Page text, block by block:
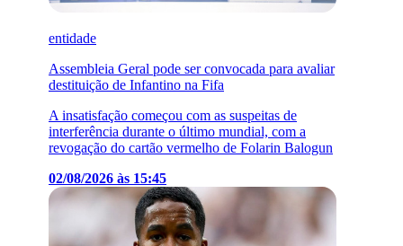
entidade
Assembleia Geral pode ser convocada para avaliar
destituição de Infantino na Fifa
A insatisfação começou com as suspeitas de
interferência durante o último mundial, com a
revogação do cartão vermelho de Folarin Balogun
02/08/2026 às 15:45